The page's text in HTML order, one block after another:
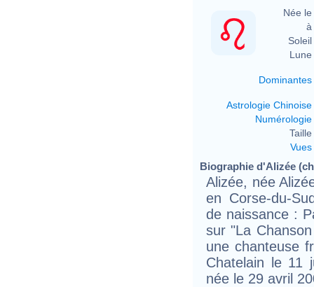
Née le
à
Soleil
Lune
Dominantes
Astrologie Chinoise
Numérologie
Taille
Vues
Biographie d'Alizée
Alizée, née
en Corse-du-
de naissance :
sur "La
une chanteuse
Chatelain le 11
née le 29 avril